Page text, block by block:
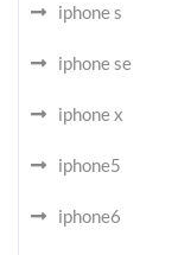
iphone s
iphone se
iphone x
iphone5
iphone6